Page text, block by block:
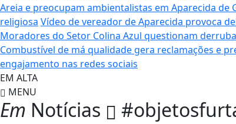
Areia e preocupam ambientalistas em Aparecida de
religiosa Vídeo de vereador de Aparecida provoca
Moradores do Setor Colina Azul questionam
Combustível de má qualidade gera reclamações e
engajamento nas redes sociais
EM ALTA
MENU
Em Notícias